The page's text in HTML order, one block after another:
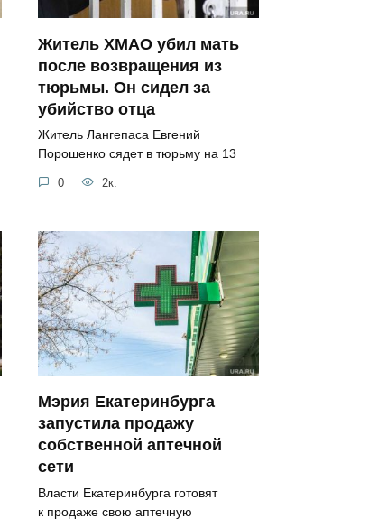
Житель ХМАО убил мать
после возвращения из
тюрьмы. Он сидел за
убийство отца
Житель Лангепаса Евгений
Порошенко сядет в тюрьму на 13
0 2к.
Мэрия Екатеринбурга
запустила продажу
собственной аптечной
сети
Власти Екатеринбурга готовят
к продаже свою аптечную